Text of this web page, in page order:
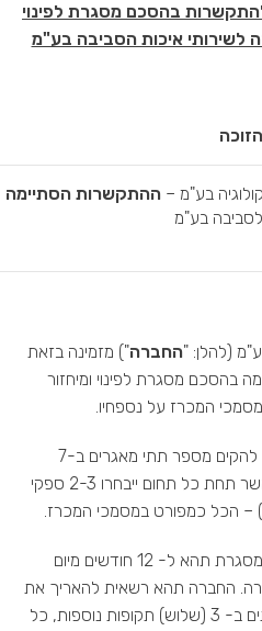
פומבי מס' 12/2020 להתקשרות בהסכם מסגרת לפינוי
לשירותי איכות הסביבה בע"מ
בע"מ – ההתקשרות הסתיימה
בע"מ
(להלן: "החברה") מזמינה בזאת
בהסכם מסגרת לפינוי ומיחזור
המכרז על נספחיו.
במסגרת ההליך מעוניינת החברה להקים מספר תתי מאגרים ב-7
") כאשר תחת כל תחום ייבחרו 2-3 ספקי
– הכל כמפורט במסמכי המכרז.
תקופת ההתקשרות עם כל ספק מסגרת תהא ל- 12 חודשים מיום
החברה תהא רשאית להאריך את
תקופת ההתקשרות למתן השירותים ב- 3 (שלוש) תקופות נוספות, כל